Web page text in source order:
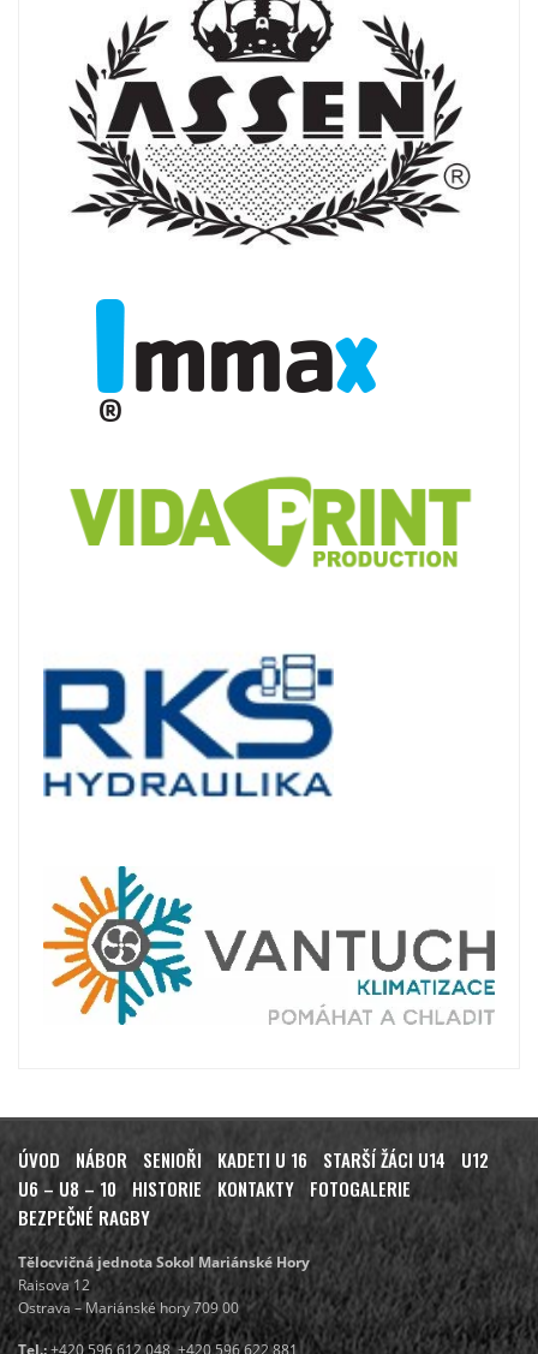
ÚVOD NÁBOR SENIOŘI KADETI U 16 STARŠÍ ŽÁCI U14
U12
U6 – U8 – 10 HISTORIE KONTAKTY
FOTOGALERIE
BEZPEČNÉ RAGBY
Tělocvičná jednota Sokol Mariánské Hory
Raisova 12
Ostrava – Mariánské hory 709 00